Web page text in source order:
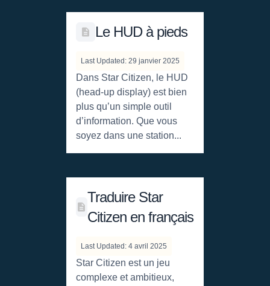
Le HUD à pieds
Last Updated: 29 janvier 2025
Dans Star Citizen, le HUD
(head-up display) est bien
plus qu’un simple outil
d’information. Que vous
soyez dans une station...
Traduire Star
Citizen en français
Last Updated: 4 avril 2025
Star Citizen est un jeu
complexe et ambitieux,